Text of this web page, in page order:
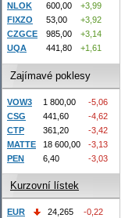
NLOK
600,00
+3,99
FIXZO
53,00
+3,92
CZGCE
985,00
+3,14
UQA
441,80 +1,61
Zajímavé poklesy
VOW3 1 800,00
-5,06
CSG
441,60
-4,62
CTP
361,20
-3,42
MATTE
18 600,00
-3,13
PEN
6,40 -3,03
Kurzovní lístek
EUR 24,265
-0,22